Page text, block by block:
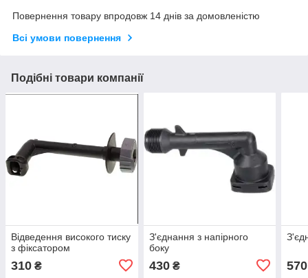
Повернення товару впродовж 14 днів за домовленістю
Всі умови повернення
Подібні товари компанії
Відведення високого тиску
з фіксатором
310 ₴
З'єднання з напірного
боку
430₴ 570